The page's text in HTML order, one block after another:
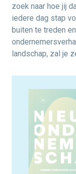
zoek naar hoe jij
iedere dag stap
buiten te treden
landschap, zal je